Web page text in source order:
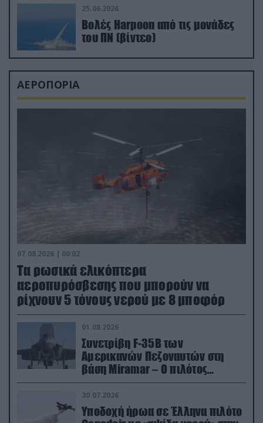
25.06.2026
Βολές Harpoon από τις μονάδες
του ΠΝ (βίντεο)
ΑΕΡΟΠΟΡΙΑ
07.08.2026 | 00:02
Τα ρωσικά ελικόπτερα
αεροπυρόσβεσης που μπορούν να
ρίχνουν 5 τόνους νερού με 8 μποφόρ
01.08.2026
Συνετρίβη F-35B των
Αμερικανών Πεζοναυτών στη
βάση Miramar – Ο πιλότος
εκτινάχθηκε εγκαίρως
30.07.2026
Υποδοχή ήρωα σε Έλληνα πιλότο